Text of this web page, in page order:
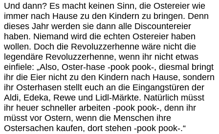
Und dann? Es macht keinen Sinn, die Ostereier wie
immer nach Hause zu den Kindern zu bringen. Denn
dieses Jahr werden sie dann alle Discountereier
haben. Niemand wird die echten Ostereier haben
wollen. Doch die Revoluzzerhenne wäre nicht die
legendäre Revoluzzerhenne, wenn ihr nicht etwas
einfiele: „Also, Oster-hase -pook pook-, diesmal bringt
ihr die Eier nicht zu den Kindern nach Hause, sondern
ihr Osterhasen stellt euch an die Eingangstüren der
Aldi, Edeka, Rewe und Lidl-Märkte. Natürlich müsst
ihr heuer schneller arbeiten -pook pook-, denn ihr
müsst vor Ostern, wenn die Menschen ihre
Ostersachen kaufen, dort stehen -pook pook-.“